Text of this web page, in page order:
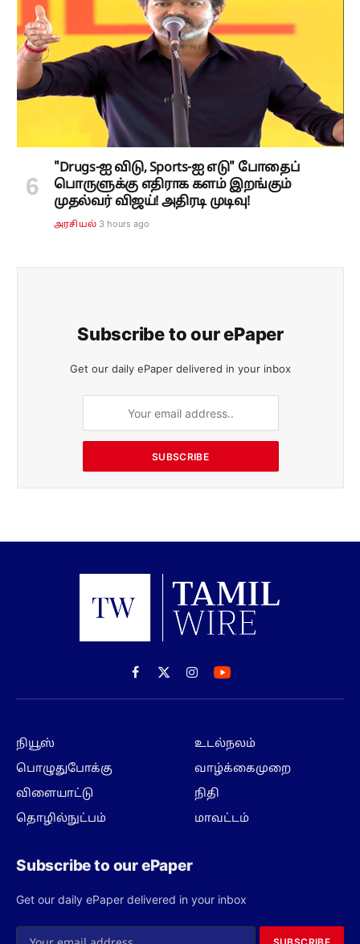
"Drugs-ஐ விடு, Sports-ஐ எடு" போதைப்
பொருளுக்கு எதிராக களம் இறங்கும்
முதல்வர் விஜய்! அதிரடி முடிவு!
அரசியல் 3 hours ago
Subscribe to our ePaper
Get our daily ePaper delivered in your inbox
SUBSCRIBE
Facebook
X
(Twitter)
Instagram
நியூஸ்
பொழுதுபோக்கு
விளையாட்டு
தொழில்நுட்பம்
உடல்நலம்
வாழ்க்கைமுறை
நிதி
மாவட்டம்
Subscribe to our ePaper
Get our daily ePaper delivered in your inbox